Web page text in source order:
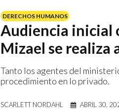
DERECHOS HUMANOS
Audiencia inicial
Mizael se realiza
Tanto los agentes del
procedimiento en lo privado.
SCARLETT NORDAHL ABRIL 30,